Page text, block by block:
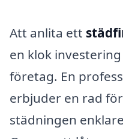
Att anlita ett
en klok
företag. En
erbjuder en rad
städningen